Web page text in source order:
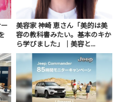
美容家 神崎 恵さん「美的は美
容の教科書みたい。基本のキか
ら学びました」｜美容と...